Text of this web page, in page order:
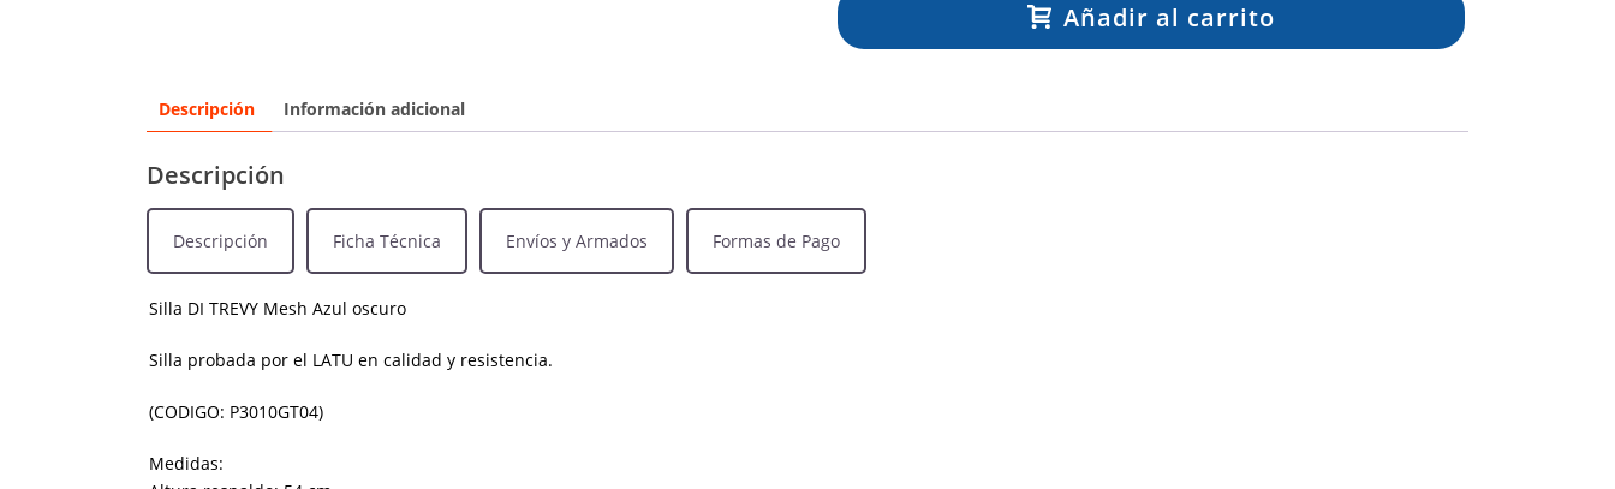
Añadir al carrito
Descripción Información adicional
Descripción
Descripción Ficha Técnica Envíos y Armados Formas de Pago
Silla DI TREVY Mesh Azul oscuro
Silla probada por el LATU en calidad y resistencia.
(CODIGO: P3010GT04)
Medidas: